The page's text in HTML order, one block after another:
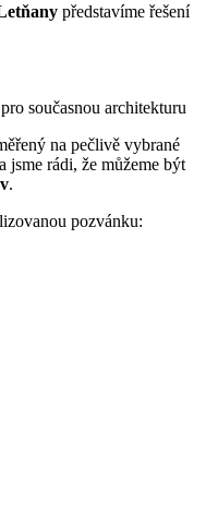
představíme řešení
současnou architekturu
na pečlivě vybrané
rádi, že můžeme být
.
pozvánku: